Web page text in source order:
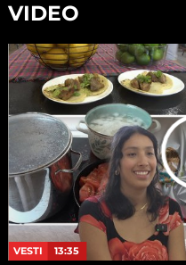
VIDEO
VESTI 13:35